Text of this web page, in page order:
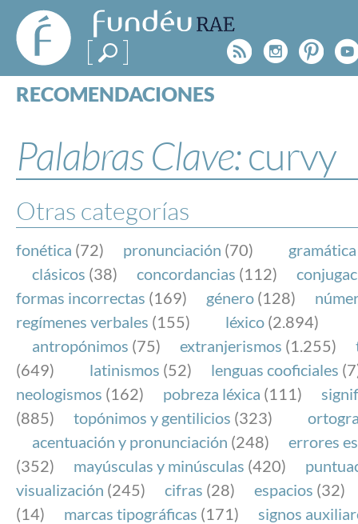
FundéuRAE
- Fundación
del Español
Urgente
Rss
RECOMENDACIONES
ESPECIALES
BLOG
NOTICIAS
SOBRE LA FUNDÉURAE
FundéuRAE es una fundación patrocinada por la
y la Real Academia Española, cuyo objetivo es
el buen uso del español en los medios de
Internet.
Palabras Clave:curvy
Otras categorías
fonética (72) pronunciación (70) gramática
clásicos (38) concordancias (112)
formas incorrectas (169) género (128)
regímenes verbales (155) léxico (2.894)
antropónimos (75) extranjerismos (1.255)
(649)
latinismos (52) lenguas cooficiales
neologismos (162) pobreza léxica (111)
(885)
topónimos y gentilicios (323)
acentuación y pronunciación (248)
errores
(352)
mayúsculas y minúsculas (420)
visualización (245) cifras (28) espacios (32)
(14)
marcas tipográficas (171)
signos